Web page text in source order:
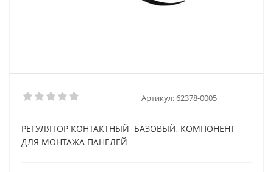
Артикул:62378-0005
РЕГУЛЯТОР КОНТАКТНЫЙ БАЗОВЫЙ, КОМПОНЕНТ
ДЛЯ МОНТАЖА ПАНЕЛЕЙ